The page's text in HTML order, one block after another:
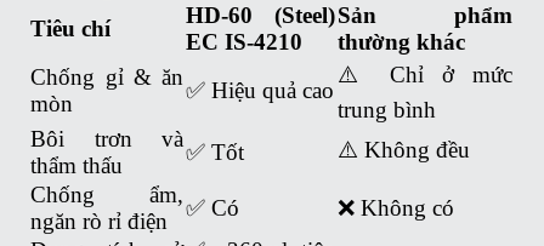
Tiêu chí
HD-60 (Steel)
EC IS-4210
Sản phẩm
thường khác
Chống gỉ & ăn
mòn
✅ Hiệu quả cao
⚠️ Chỉ ở mức
trung bình
Bôi trơn và
thẩm thấu
✅ Tốt
⚠️ Không đều
Chống ẩm,
ngăn rò rỉ điện
✅ Có
❌ Không có